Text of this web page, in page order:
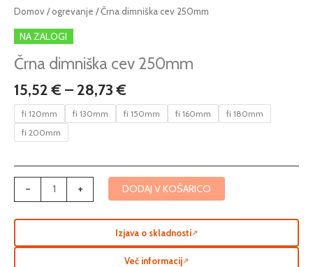
Domov/ogrevanje / Črna dimniška cev 250mm
NA ZALOGI
Črna dimniška cev 250mm
15,52€ – 28,73€
Cenovni
15,52 €
do
fi 120mm fi 130mm fi 150mm fi 160mm
fi 180mm
fi 200mm
-
Črna
dimniška
cev
250mm
+ DODAJ V KOŠARICO
Izjava o skladnosti↗
Več informacij↗